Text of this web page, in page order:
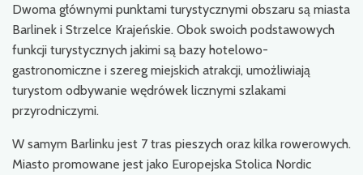
Dwoma głównymi punktami turystycznymi obszaru są miasta
Barlinek i Strzelce Krajeńskie. Obok swoich podstawowych
funkcji turystycznych jakimi są bazy hotelowo-
gastronomiczne i szereg miejskich atrakcji, umożliwiają
turystom odbywanie wędrówek licznymi szlakami
przyrodniczymi.
W samym Barlinku jest 7 tras pieszych oraz kilka rowerowych.
Miasto promowane jest jako Europejska Stolica Nordic